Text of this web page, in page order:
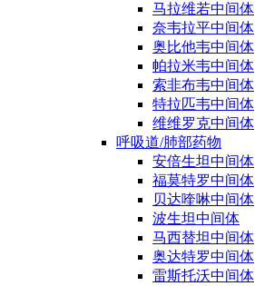
马拉维若中间体
奈韦拉平中间体
奥比他韦中间体
帕拉米韦中间体
索非布韦中间体
特拉匹韦中间体
维维罗克中间体
呼吸道/肺部药物
安倍生坦中间体
福莫特罗中间体
贝达喹啉中间体
波生坦中间体
马西替坦中间体
奥达特罗中间体
雷斯托沃中间体